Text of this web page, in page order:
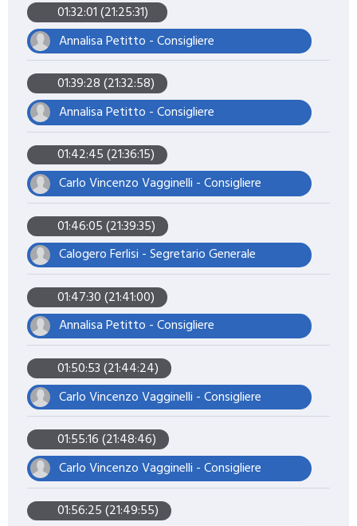
01:32:01 (21:25:31)
Annalisa Petitto - Consigliere
01:39:28 (21:32:58)
Annalisa Petitto - Consigliere
01:42:45 (21:36:15)
Carlo Vincenzo Vagginelli - Consigliere
01:46:05 (21:39:35)
Calogero Ferlisi - Segretario Generale
01:47:30 (21:41:00)
Annalisa Petitto - Consigliere
01:50:53 (21:44:24)
Carlo Vincenzo Vagginelli - Consigliere
01:55:16 (21:48:46)
Carlo Vincenzo Vagginelli - Consigliere
01:56:25 (21:49:55)